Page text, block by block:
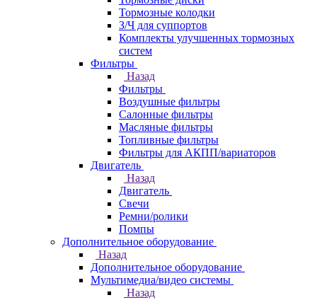
Тормозные колодки
З/Ч для суппортов
Комплекты улучшенных тормозных
систем
Фильтры
Назад
Фильтры
Воздушные фильтры
Салонные фильтры
Масляные фильтры
Топливные фильтры
Фильтры для АКПП/вариаторов
Двигатель
Назад
Двигатель
Свечи
Ремни/ролики
Помпы
Дополнительное оборудование
Назад
Дополнительное оборудование
Мультимедиа/видео системы
Назад